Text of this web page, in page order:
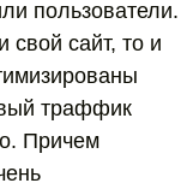
пользователи.
свой сайт, то и
траффик
Причем